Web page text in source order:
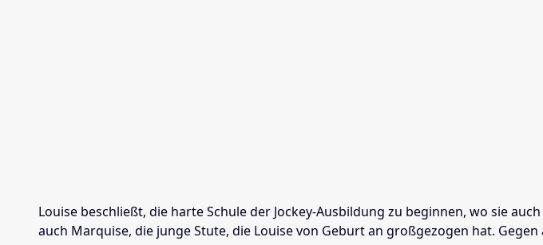
Louise beschließt, die harte Schule der Jockey-Ausbildung zu beginnen, wo sie
auch Marquise, die junge Stute, die Louise von Geburt an großgezogen hat.